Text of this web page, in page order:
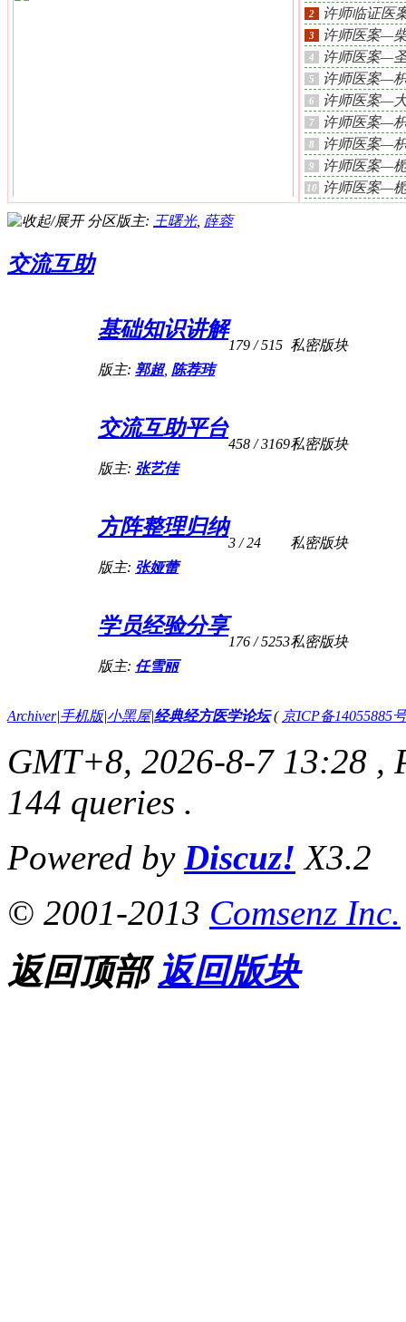
经典经方治疗系统性红斑狼疮重症一例病程
全记录（持续
许师医案五：三年精弱精少 两味经药爆表
2
许师临证医
差、乏
3 许师医案—
4 许师医案—
5 许师医案—
6 许师医案—
7 许师医案—
8 许师医案—
9 许师医案—
10 许师医案—
分区版主: 王曙光, 薛蓉
交流互助
基础知识讲解
版主: 郭超, 陈荐玮
179 / 515 私密版块
交流互助平台
版主: 张艺佳
458 / 3169私密版块
方阵整理归纳
版主: 张娅蕾
3 / 24 私密版块
学员经验分享
版主: 任雪丽
176 / 5253私密版块
Archiver|手机版|小黑屋|经典经方医学论坛( 京ICP备14055885
GMT+8, 2026-8-7 13:28 ,
144 queries .
Powered by Discuz! X3.2
© 2001-2013 Comsenz Inc.
返回顶部 返回版块